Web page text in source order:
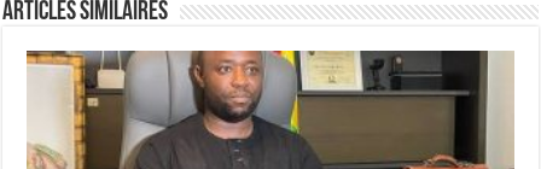
Articles Similaires